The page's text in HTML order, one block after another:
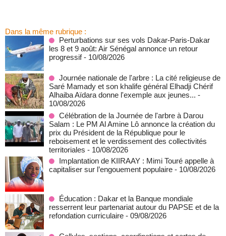
Dans la même rubrique :
Perturbations sur ses vols Dakar-Paris-Dakar
les 8 et 9 août: Air Sénégal annonce un retour
progressif - 10/08/2026
Journée nationale de l'arbre : La cité religieuse de
Saré Mamady et son khalife général Elhadji Chérif
Alhaiba Aïdara donne l'exemple aux jeunes... -
10/08/2026
Célébration de la Journée de l'arbre à Darou
Salam : Le PM Al Amine Lô annonce la création du
prix du Président de la République pour le
reboisement et le verdissement des collectivités
territoriales - 10/08/2026
Implantation de KIIRAAY : Mimi Touré appelle à
capitaliser sur l’engouement populaire - 10/08/2026
Éducation : Dakar et la Banque mondiale
resserrent leur partenariat autour du PAPSE et de la
refondation curriculaire - 09/08/2026